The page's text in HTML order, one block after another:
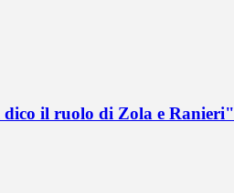
il ruolo di Zola e Ranieri"